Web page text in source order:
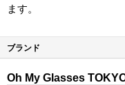
ます。
ブランド
Oh My Glasses